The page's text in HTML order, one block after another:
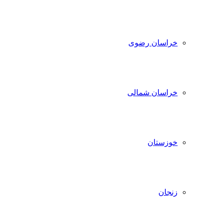
خراسان رضوی
خراسان شمالی
خوزستان
زنجان